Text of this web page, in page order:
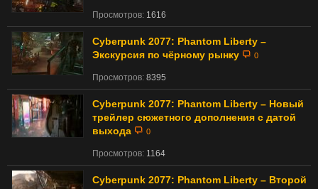
Просмотров: 1616
Cyberpunk 2077: Phantom Liberty –
Экскурсия по чёрному рынку
0
Просмотров: 8395
Cyberpunk 2077: Phantom Liberty – Новый
трейлер сюжетного дополнения с датой
выхода
0
Просмотров: 1164
Cyberpunk 2077: Phantom Liberty – Второй